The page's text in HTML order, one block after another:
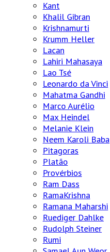
Kant
Khalil Gibran
Krishnamurti
Krumm Heller
Lacan
Lahiri Mahasaya
Lao Tsé
Leonardo da Vinci
Mahatma Gandhi
Marco Aurélio
Max Heindel
Melanie Klein
Neem Karoli Baba
Pitagoras
Platão
Provérbios
Ram Dass
RamaKrishna
Ramana Maharshi
Ruediger Dahlke
Rudolph Steiner
Rumi